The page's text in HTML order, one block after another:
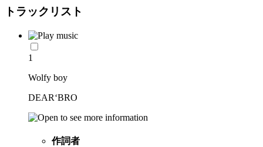
トラックリスト
1
Wolfy boy
DEAR‘BRO
作詞者